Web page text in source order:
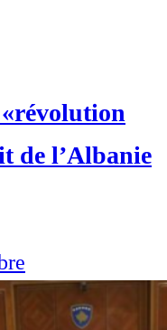
de l’Albanie